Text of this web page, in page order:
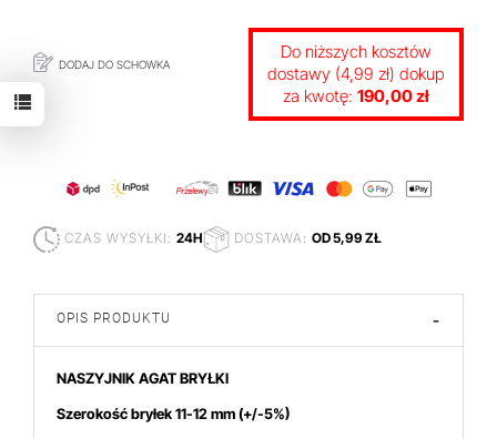
DODAJ DO SCHOWKA
Do niższych kosztów
dostawy (4,99 zł) dokup
za kwotę: 190,00 zł
CZAS WYSYŁKI: 24H DOSTAWA: OD 5,99 ZŁ
OPIS PRODUKTU -
NASZYJNIK AGAT BRYŁKI
Szerokość bryłek 11-12 mm(+/-5%)